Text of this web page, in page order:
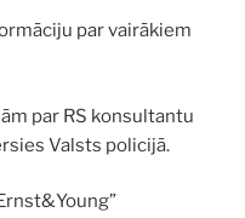
par vairākiem
par RS konsultantu
Valsts policijā.